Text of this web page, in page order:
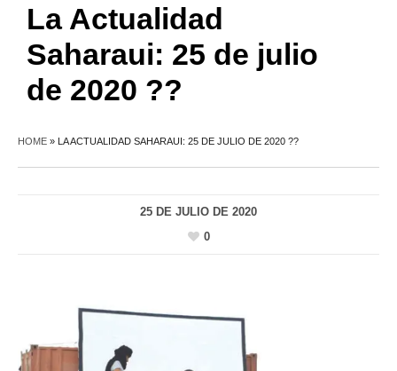
La Actualidad
Saharaui: 25 de julio
de 2020 ??
HOME » LA ACTUALIDAD SAHARAUI: 25 DE JULIO DE 2020 ??
25 DE JULIO DE 2020
0